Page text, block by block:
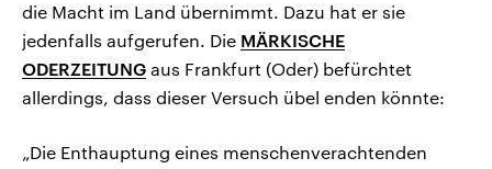
die Macht im Land übernimmt. Dazu hat er sie
jedenfalls aufgerufen. Die MÄRKISCHE
ODERZEITUNG aus Frankfurt (Oder) befürchtet
allerdings, dass dieser Versuch übel enden könnte:
„Die Enthauptung eines menschenverachtenden